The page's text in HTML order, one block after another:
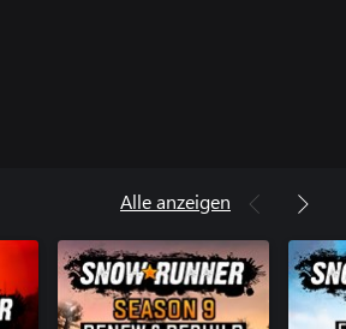
Alle anzeigen